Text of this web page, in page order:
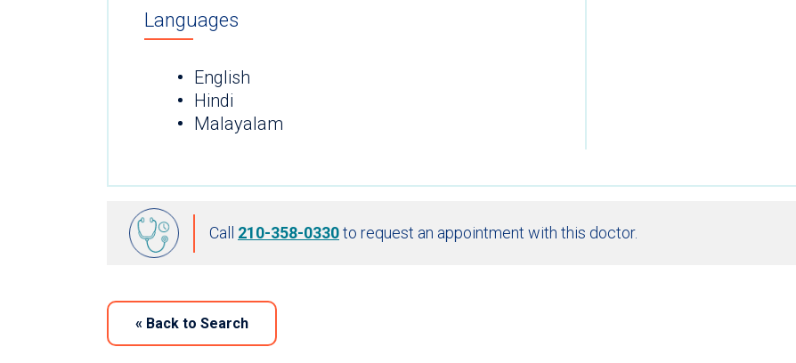
Languages
English
Hindi
Malayalam
Call 210-358-0330to request an appointment with this doctor.
« Back to Search